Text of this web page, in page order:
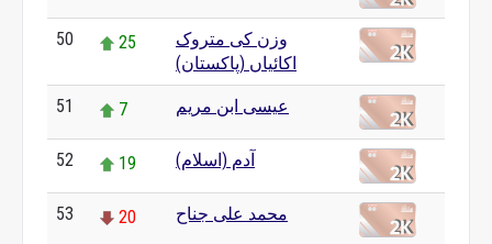
50 25
وزن کی متروک
اکائیاں (پاکستان)
51 7 عیسی ابن مریم
52 19 آدم (اسلام)
53 20 محمد علی جناح